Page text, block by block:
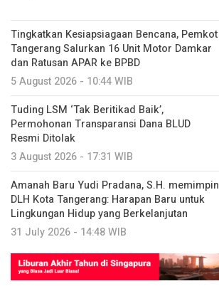
Tingkatkan Kesiapsiagaan Bencana, Pemkot
Tangerang Salurkan 16 Unit Motor Damkar
dan Ratusan APAR ke BPBD
5 August 2026 - 10:44 WIB
Tuding LSM ‘Tak Beritikad Baik’,
Permohonan Transparansi Dana BLUD
Resmi Ditolak
3 August 2026 - 17:31 WIB
Amanah Baru Yudi Pradana, S.H. memimpin
DLH Kota Tangerang: Harapan Baru untuk
Lingkungan Hidup yang Berkelanjutan
31 July 2026 - 14:48 WIB